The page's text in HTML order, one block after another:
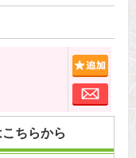
お問
ちらから